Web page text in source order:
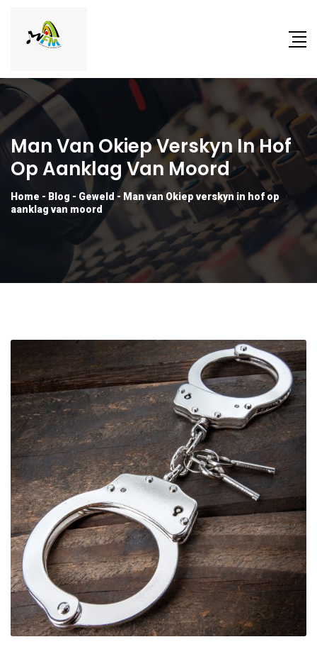
Man Van Okiep Verskyn In Hof
Op Aanklag Van Moord
Home - Blog - Geweld - Man van Okiep verskyn in hof op
aanklag van moord